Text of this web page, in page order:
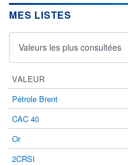
0,0022
0,0070
VOLUME
2 930 043
VALORISATION
LIMITE À LA
BAISSE
0,0000
-
MES LISTES
Valeurs les plus consultées
VALEUR
Pétrole Brent
CAC 40
Or
2CRSI